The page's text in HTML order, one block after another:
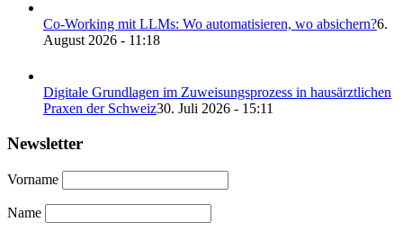
Co-Working mit LLMs: Wo automatisieren, wo absichern?6.
August 2026 - 11:18
Digitale Grundlagen im Zuweisungsprozess in hausärztlichen
Praxen der Schweiz30. Juli 2026 - 15:11
Newsletter
Vorname
Name